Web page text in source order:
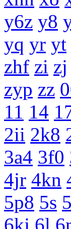
y6z y8
yq yr yt
zhf zi zj
zyp zz
11 14
2ii 2k8
3a4 3f0
4jr 4kn
5p8 5s